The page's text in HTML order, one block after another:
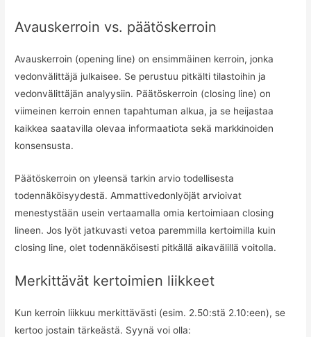
Avauskerroin vs. päätöskerroin
Avauskerroin (opening line) on ensimmäinen kerroin, jonka
vedonvälittäjä julkaisee. Se perustuu pitkälti tilastoihin ja
vedonvälittäjän analyysiin. Päätöskerroin (closing line) on
viimeinen kerroin ennen tapahtuman alkua, ja se heijastaa
kaikkea saatavilla olevaa informaatiota sekä markkinoiden
konsensusta.
Päätöskerroin on yleensä tarkin arvio todellisesta
todennäköisyydestä. Ammattivedonlyöjät arvioivat
menestystään usein vertaamalla omia kertoimiaan closing
lineen. Jos lyöt jatkuvasti vetoa paremmilla kertoimilla kuin
closing line, olet todennäköisesti pitkällä aikavälillä voitolla.
Merkittävät kertoimien liikkeet
Kun kerroin liikkuu merkittävästi (esim. 2.50:stä 2.10:een), se
kertoo jostain tärkeästä. Syynä voi olla: